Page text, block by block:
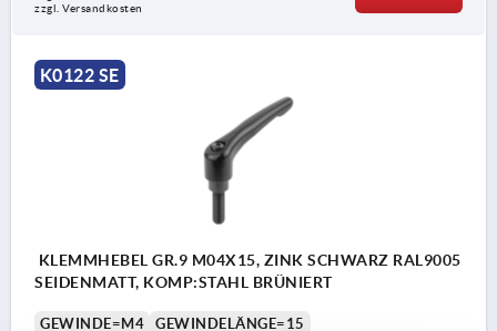
zzgl. Versandkosten
K0122 SE
KLEMMHEBEL GR.9 M04X15, ZINK SCHWARZ RAL9005
SEIDENMATT, KOMP:STAHL BRÜNIERT
GEWINDE=M4
GEWINDELÄNGE=15